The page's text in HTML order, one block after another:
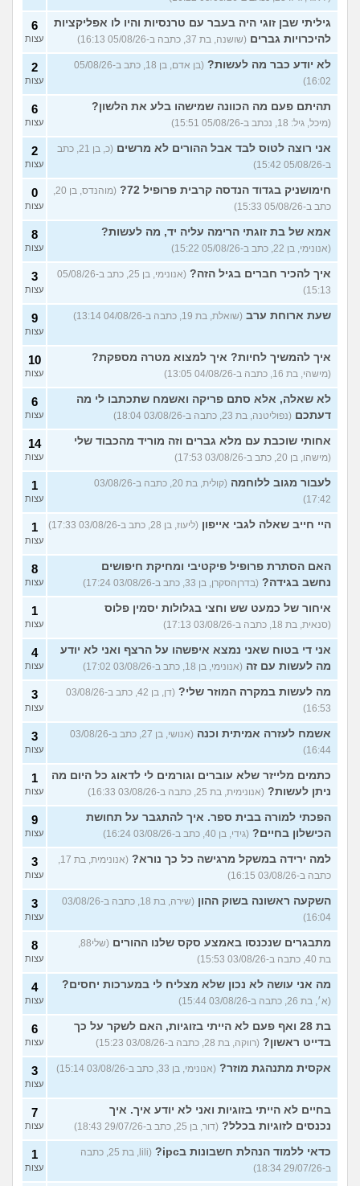
זמנית: האם לחתום אבטלה
ולהשקיע בהייטק או למצוא
עבודה אחרת?
(סטודנט, בן 22)
עצות
איך מוצאים עבודה בעיר שלי?
(אסי, בן 38)
5
עצות
האם כדאי עגלות באמריקה/
קוסמטיקה?
(אנגל, בת 22)
3
עצות
מסיימת תואר במדמח ולא
יודעת לאן להמשיך מפה
בת 23)
3
עצות
שאלות על המקצוע של הנהלת
חשבונות (מישהי, בת 30)
5
עצות
איך לשפר את הנושא
התעסוקתי? (אנונימית, בת 27)
4
עצות
איך להבין מה הכיוון שלי?
(אנונימית, בת 21)
4
עצות
עוד שאלות חדשות במדור
גיליתי שבן זוגי היה בעבר עם טרנסיות והיו לו אפליקציות
להיכרויות גברים (שושנה, בת 37, כתבה ב-05/08/26 16:13)
6
עצות
לא יודע כבר מה לעשות?
(בן אדם, בן 18, כתב ב-05/08/26
16:02)
2
עצות
תהיתם פעם מה הכוונה שמישהו בלע את הלשון?
(מיכל, גיל: 18, נכתב ב-05/08/26 15:51)
6
עצות
אני רוצה לטוס לבד אבל ההורים לא מרשים
(כ, בן 21, כתב
ב-05/08/26 15:42)
2
עצות
חימושניק בגדוד הנדסה קרבית פרופיל 72?
(מוהנדס, בן 20,
כתב ב-05/08/26 15:33)
0
עצות
אמא של בת זוגתי הרימה עליה יד, מה לעשות?
(אנונימי, בן 22, כתב ב-05/08/26 15:22)
8
עצות
איך להכיר חברים בגיל הזה?
(אנונימי, בן 25, כתב ב-05/08/26
15:13)
3
עצות
שעת ארוחת ערב (שואלת, בת 19, כתבה ב-04/08/26 13:14) 9
עצות
איך להמשיך לחיות? איך למצוא מטרה מספקת?
(מישהי, בת 16, כתבה ב-04/08/26 13:05)
10
עצות
לא שאלה, אלא סתם פריקה ואשמח שתכתבו לי מה
דעתכם (נפוליטנה, בת 23, כתבה ב-03/08/26 18:04)
6
עצות
אחותי שוכבת עם מלא גברים וזה מוריד מהכבוד שלי
(מישהו, בן 20, כתב ב-03/08/26 17:53)
14
עצות
לעבור מגוב ללוחמה
(קולית, בת 20, כתבה ב-03/08/26
17:42)
1
עצות
היי חייב שאלה לגבי אייפון (ליעוז, בן 28, כתב ב-03/08/26 17:33) 1
עצות
האם הסתרת פרופיל פיקטיבי ומחיקת חיפושים
נחשב בגידה? (בדרןהסקרן, בן 33, כתב ב-03/08/26 17:24)
8
עצות
איחור של כמעט שש וחצי בגלולות יסמין פלוס
(סנאית, בת 18, כתבה ב-03/08/26 17:13)
1
עצות
אני די בטוח שאני נמצא איפשהו על הרצף ואני לא יודע
מה לעשות עם זה (אנונימי, בן 18, כתב ב-03/08/26 17:02)
4
עצות
מה לעשות במקרה המוזר שלי?
(דן, בן 42, כתב ב-03/08/26
16:53)
3
עצות
אשמח לעזרה אמיתית וכנה
(אנושי, בן 27, כתב ב-03/08/26
16:44)
3
עצות
כתמים מלייזר שלא עוברים וגורמים לי לדאוג כל היום מה
ניתן לעשות? (אנונימית, בת 25, כתבה ב-03/08/26 16:33)
1
עצות
הפכתי למורה בבית ספר. איך להתגבר על תחושת
הכישלון בחיים? (גידי, בן 40, כתב ב-03/08/26 16:24)
9
עצות
למה ירידה במשקל מרגישה כל כך נורא?
(אנונימית, בת 17,
כתבה ב-03/08/26 16:15)
3
עצות
השקעה ראשונה בשוק ההון
(שירה, בת 18, כתבה ב-03/08/26
16:04)
3
עצות
מתבגרים שנכנסו באמצע סקס שלנו ההורים
(שלי88,
בת 40, כתבה ב-03/08/26 15:53)
8
עצות
מה אני עושה לא נכון שלא מצליח לי במערכות יחסים?
(א׳, בת 26, כתבה ב-03/08/26 15:44)
4
עצות
בת 28 ואף פעם לא הייתי בזוגיות, האם לשקר על כך
בדייט ראשון? (רווקה, בת 28, כתבה ב-03/08/26 15:23)
6
עצות
אקסית מתנהגת מוזר? (אנונימי, בן 33, כתב ב-03/08/26 15:14) 3
עצות
בחיים לא הייתי בזוגיות ואני לא יודע איך. איך
נכנסים לזוגיות בכלל? (דור, בן 25, כתב ב-29/07/26 18:43)
7
עצות
כדאי ללמוד הנהלת חשבונות בipc?
(lili, בת 25, כתבה
ב-29/07/26 18:34)
1
עצות